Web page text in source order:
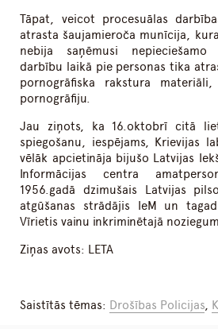
Tāpat, veicot procesuālas
atrasta šaujamieroča munīcija,
nebija saņēmusi nepieciešamo
darbību laikā pie personas tika
pornogrāfiska rakstura
pornogrāfiju.
Jau ziņots, ka 16.oktobrī citā
spiegošanu, iespējams, Krievijas
vēlāk apcietināja bijušo Latvijas
Informācijas centra
1956.gadā dzimušais Latvijas
atgūšanas strādājis IeM un
Vīrietis vainu inkriminētajā
Ziņas avots: LETA
Saistītās tēmas: Drošības Policijas,